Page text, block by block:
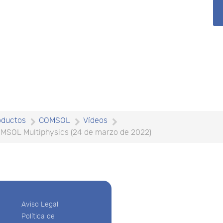
COMSOL
Vídeos
Multiphysics (24 de marzo de 2022)
Aviso Legal
Política de